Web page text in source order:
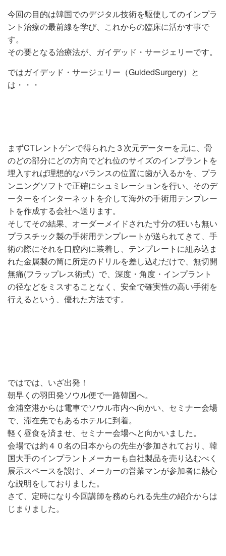
今回の目的は韓国でのデジタル技術を駆使してのインプラ
ント治療の最前線を学び、これからの臨床に活かす事で
す。
その要となる治療法が、ガイデッド・サージェリーです。
ではガイデッド・サージェリー（GuidedSurgery）と
は・・・
まずCTレントゲンで得られた３次元データーを元に、骨
のどの部分にどの方向でどれ位のサイズのインプラントを
埋入すれば理想的なバランスの位置に歯が入るかを、プラ
ンニングソフトで正確にシュミレーションを行い、そのデ
ーターをインターネットを介して海外の手術用テンプレー
トを作成する会社へ送ります。
そしてその結果、オーダーメイドされた寸分の狂いも無い
プラスチック製の手術用テンプレートが送られてきて、手
術の際にそれを口腔内に装着し、テンプレートに組み込ま
れた金属製の筒に所定のドリルを差し込むだけで、無切開
無痛(フラップレス術式）で、深度・角度・インプラント
の径などをミスすることなく、安全で確実性の高い手術を
行えるという、優れた方法です。
ではでは、いざ出発！
朝早くの羽田発ソウル便で一路韓国へ。
金浦空港からは電車でソウル市内へ向かい、セミナー会場
で、滞在先でもあるホテルに到着。
軽く昼食を済ませ、セミナー会場へと向かいました。
会場では約４０名の日本からの先生が参加されており、韓
国大手のインプラントメーカーも自社製品を売り込むべく
展示スペースを設け、メーカーの営業マンが参加者に熱心
な説明をしておりました。
さて、定時になり今回講師を務められる先生の紹介からは
じまりました。